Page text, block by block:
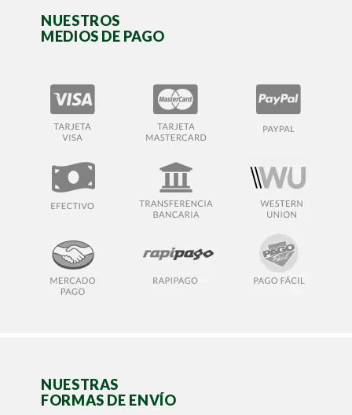
NUESTROS
MEDIOS DE PAGO
NUESTRAS
FORMAS DE ENVÍO